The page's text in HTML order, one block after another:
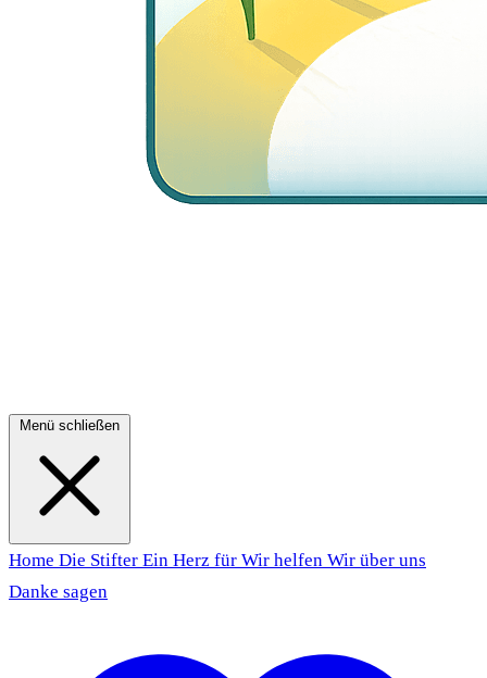
Menü schließen
Home Die Stifter Ein Herz für Wir helfen Wir über uns
Danke sagen